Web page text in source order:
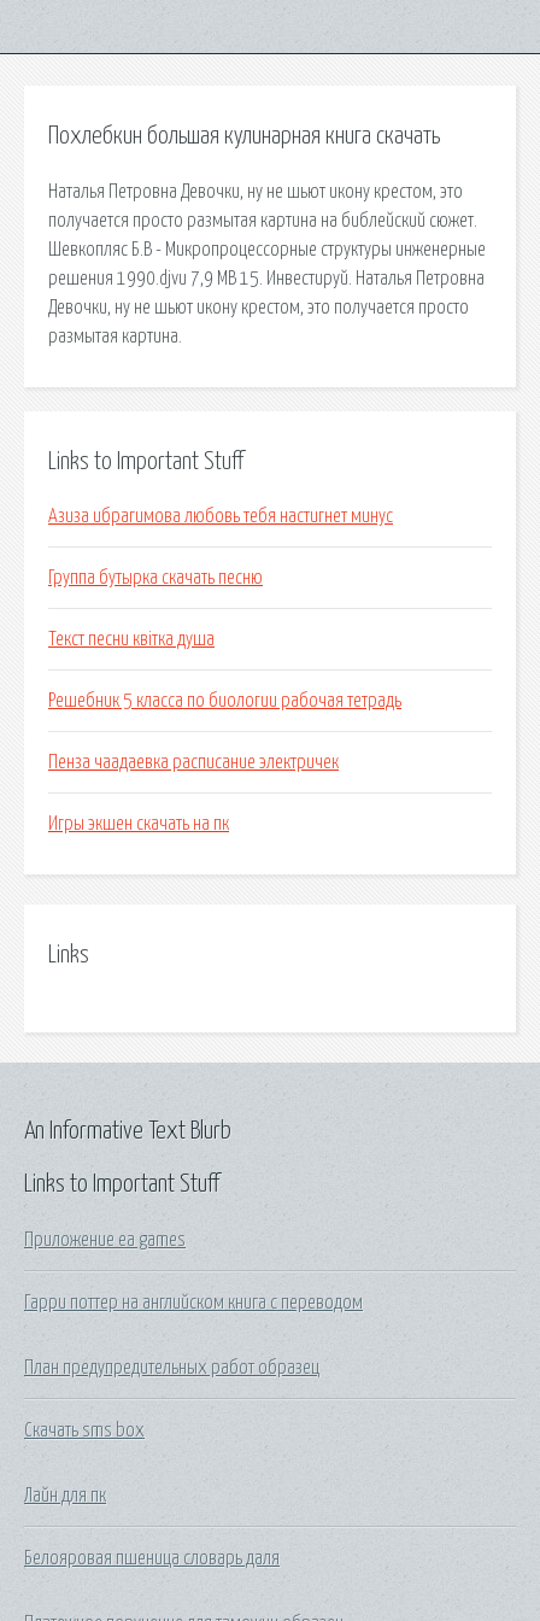
Похлебкин большая кулинарная книга скачать
Наталья Петровна Девочки, ну не шьют икону крестом, это
получается просто размытая картина на библейский сюжет.
Шевкопляс Б.В - Микропроцессорные структуры инженерные
решения 1990.djvu 7,9 MB 15. Инвестируй. Наталья Петровна
Девочки, ну не шьют икону крестом, это получается просто
размытая картина.
Links to Important Stuff
Азиза ибрагимова любовь тебя настигнет минус
Группа бутырка скачать песню
Текст песни квітка душа
Решебник 5 класса по биологии рабочая тетрадь
Пенза чаадаевка расписание электричек
Игры экшен скачать на пк
Links
Links to Important Stuff
Приложение ea games
Гарри поттер на английском книга с переводом
План предупредительных работ образец
Скачать sms box
Лайн для пк
Белояровая пшеница словарь даля
An Informative Text Blurb